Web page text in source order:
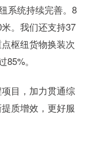
系统持续完善。8
。我们还支持37
枢纽货物换装次
。
目，加力贯通综
质增效，更好服